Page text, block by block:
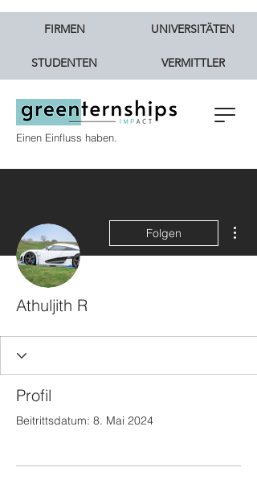
Einen Einfluss haben.
FIRMEN UNIVERSITÄTEN
STUDENTEN VERMITTLER
Folgen
Athuljith R
Profil
Beitrittsdatum: 8. Mai 2024